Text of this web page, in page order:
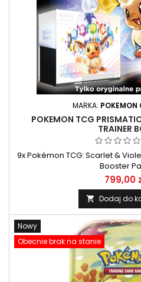
MARKA: POKEMON
POKEMON TCG
TRAINER
9x Pokémon TCG: Scarlet &
Booster
799,00
 Dodaj do
Nowy
Obecnie brak na stanie